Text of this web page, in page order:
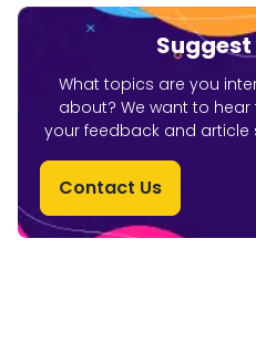
What topics are you
about? We want to hear
your feedback and
Contact Us